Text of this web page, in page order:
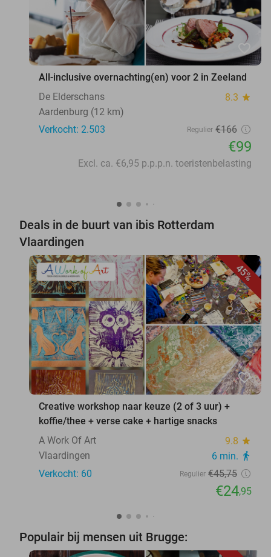
favorite_border
All-inclusive overnachting(en) voor 2 in Zeeland
De Elderschans
8.3 star
Aardenburg (12 km)
Verkocht: 2.503
Regulier €166
€99
Excl. ca. €6,95 p.p.p.n. toeristenbelasting
Deals in de buurt van ibis Rotterdam
Vlaardingen
45%
favorite_border
Creative workshop naar keuze (2 of 3 uur) +
koffie/thee + verse cake + hartige snacks
A Work Of Art
9.8 star
Vlaardingen 6 min. directions_walk
Verkocht: 60 Regulier €45,75
€24,95
Populair bij mensen uit Brugge: